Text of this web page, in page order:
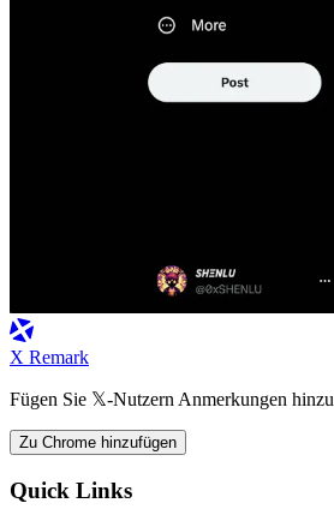
X Remark
Fügen Sie 𝕏-Nutzern Anmerkungen hinzu
Zu Chrome hinzufügen
Quick Links